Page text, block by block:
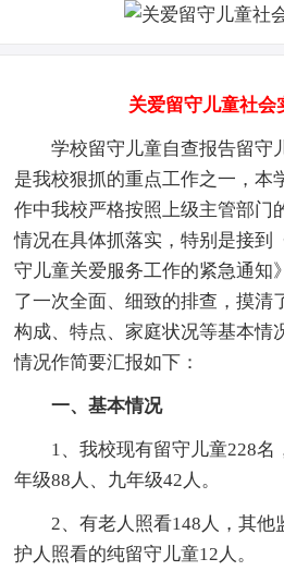
关爱留守儿童社会
学校留守儿童自查报告留守
是我校狠抓的重点工作之一，本
作中我校严格按照上级主管部门
情况在具体抓落实，特别是接到
守儿童关爱服务工作的紧急通知
了一次全面、细致的排查，摸清
构成、特点、家庭状况等基本情
情况作简要汇报如下：
一、基本情况
1、我校现有留守儿童228名
年级88人、九年级42人。
2、有老人照看148人，其他
护人照看的纯留守儿童12人。